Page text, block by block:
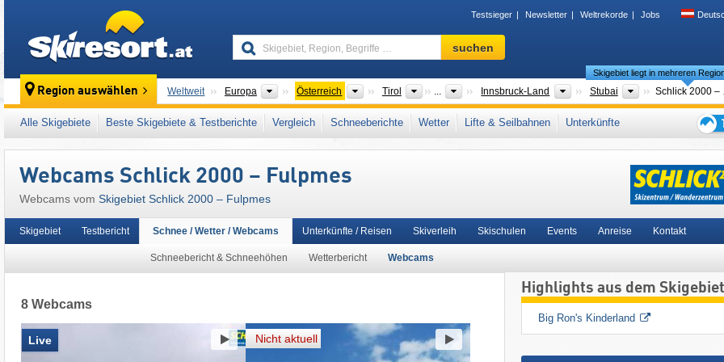
Testsieger Newsletter Weltrekorde Jobs
Skigebiet,
Region,
…
suchen
Region auswählen Weltweit Europa Kontinente
Österreich Länder
Tirol Bundesländer
... Innsbruck-Land Bezirke/Städte
Stubai Tourismusregionen
Skigebiet liegt in mehreren
Dieses Skigebiet liegt auch in: Stubaital SKI plus CITY Pass Stubai Innsbruck Stubaier Alpen , Freizeitticket Tirol Snow Card
Zentrale Ostalpen Indy Pass Westösterreich Österreichische Alpen Ostalpen
Europäische Union
Alle Skigebiete Beste Skigebiete & Testberichte Vergleich Schneeberichte Wetter Lifte & Seilbahnen
Unterkünfte
den
Webcams Schlick 2000 – Fulpmes
Webcams vom Skigebiet Schlick 2000 – Fulpmes
Skigebiet Testbericht Schnee / Wetter / Webcams
Schneebericht & Schneehöhen Wetterbericht Webcams
Unterkünfte / Reisen Skiverleih Skischulen Events Anreise Kontakt
8 Webcams
Live Nicht aktuell
Highlights aus dem Skigebiet
Big Ron's Kinderland